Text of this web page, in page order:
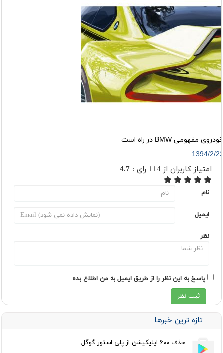
خودروی مفهومی BMW در راه است
1394/2/23
امتیاز کاربران از 114 رای : 4.7
نام
ایمیل
نظر
پاسخ به این نظر را از طریق ایمیل به من اطلاع بده
تازه ترین خبرها
حذف ۶۰۰ اپلیکیشن از پلی استور گوگل